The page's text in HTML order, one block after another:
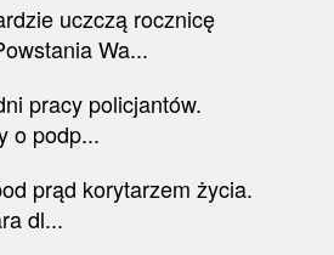
uczczą rocznicę
Wa...
pracy policjantów.
o podp...
prąd korytarzem życia.
dl...